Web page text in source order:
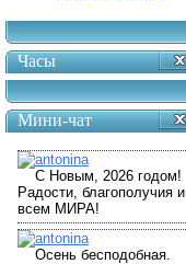
Часы
Мини-чат